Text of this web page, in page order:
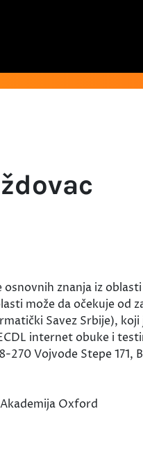
znanja iz
može da očekuje od
Savez Srbije),
internet obuke i
Vojvode Stepe 171,
Oxford